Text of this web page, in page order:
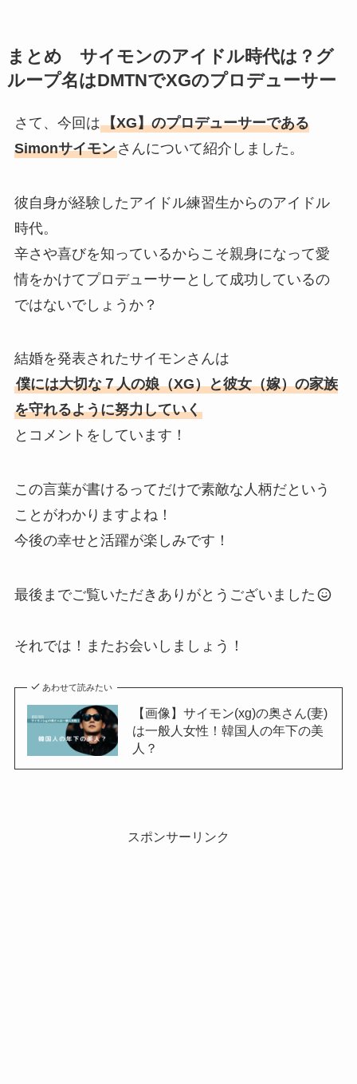
まとめ サイモンのアイドル時代は？グ
ループ名はDMTNでXGのプロデューサー
さて、今回は【XG】のプロデューサーである
Simonサイモンさんについて紹介しました。
彼自身が経験したアイドル練習生からのアイドル
時代。
辛さや喜びを知っているからこそ親身になって愛
情をかけてプロデューサーとして成功しているの
ではないでしょうか？
結婚を発表されたサイモンさんは
僕には大切な７人の娘（XG）と彼女（嫁）の家族
を守れるように努力していく
とコメントをしています！
この言葉が書けるってだけで素敵な人柄だという
ことがわかりますよね！
今後の幸せと活躍が楽しみです！
最後までご覧いただきありがとうございました
それでは！またお会いしましょう！
あわせて読みたい
【画像】サイモン(xg)の奥さん(妻)
は一般人女性！韓国人の年下の美
人？
スポンサーリンク